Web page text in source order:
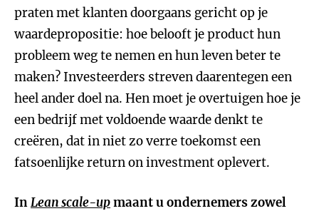
praten met klanten doorgaans gericht op je
waardepropositie: hoe belooft je product hun
probleem weg te nemen en hun leven beter te
maken? Investeerders streven daarentegen een
heel ander doel na. Hen moet je overtuigen hoe je
een bedrijf met voldoende waarde denkt te
creëren, dat in niet zo verre toekomst een
fatsoenlijke return on investment oplevert.
InLean scale-upmaant u ondernemers zowel